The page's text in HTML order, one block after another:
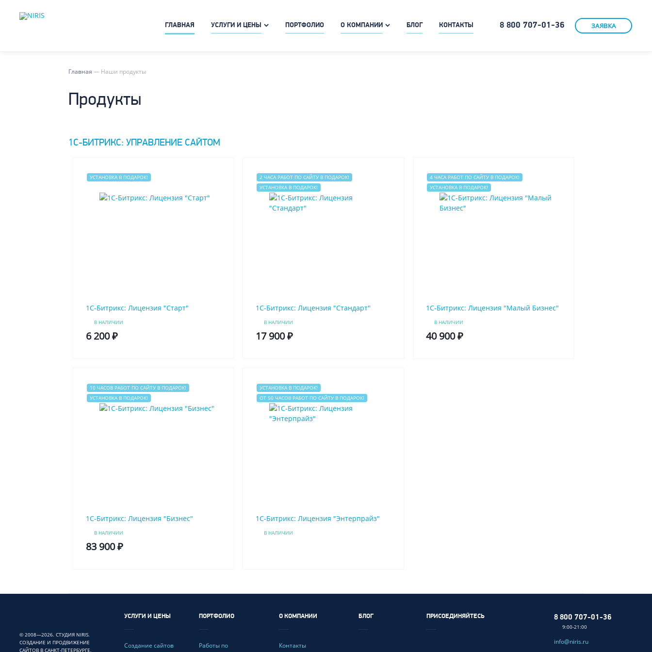
ГЛАВНАЯ УСЛУГИ И ЦЕНЫ ПОРТФОЛИО О КОМПАНИИ БЛОГ КОНТАКТЫ 8 800 707-01-36 ЗАЯВКА
Главная — Наши продукты
Продукты
1С-БИТРИКС: УПРАВЛЕНИЕ САЙТОМ
УСТАНОВКА В ПОДАРОК!
1C-Битрикс: Лицензия "Старт"
В НАЛИЧИИ
6 200 ₽
2 ЧАСА РАБОТ ПО САЙТУ В ПОДАРОК!
УСТАНОВКА В ПОДАРОК!
1C-Битрикс: Лицензия "Стандарт"
В НАЛИЧИИ
17 900 ₽
4 ЧАСА РАБОТ ПО САЙТУ В ПОДАРОК!
УСТАНОВКА В ПОДАРОК!
1C-Битрикс: Лицензия "Малый Бизнес"
В НАЛИЧИИ
40 900 ₽
10 ЧАСОВ РАБОТ ПО САЙТУ В ПОДАРОК!
УСТАНОВКА В ПОДАРОК!
1C-Битрикс: Лицензия "Бизнес"
В НАЛИЧИИ
83 900 ₽
УСТАНОВКА В ПОДАРОК!
ОТ 50 ЧАСОВ РАБОТ ПО САЙТУ В ПОДАРОК!
1C-Битрикс: Лицензия "Энтерпрайз"
В НАЛИЧИИ
8 800 707-01-36
9:00-21:00
info@niris.ru
© 2008—2026. СТУДИЯ NIRIS.
СОЗДАНИЕ И ПРОДВИЖЕНИЕ
САЙТОВ В САНКТ-ПЕТЕРБУРГЕ,
УСЛУГИ И ЦЕНЫ
Создание сайтов
ПОРТФОЛИО
Работы по
О КОМПАНИИ
Контакты
БЛОГ ПРИСОЕДИНЯЙТЕСЬ